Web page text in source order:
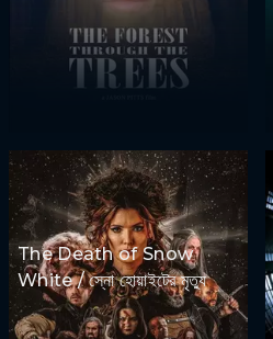
The Death of Snow
White / স্নো হোয়াইটের মৃত্যু